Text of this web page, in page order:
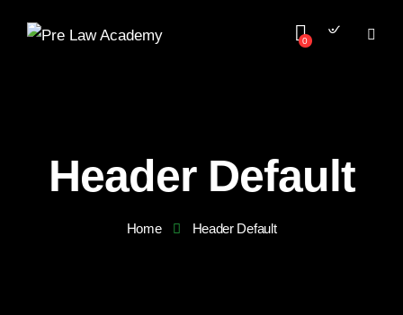
0
Header Default
Home Header Default